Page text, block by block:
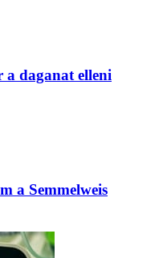
daganat elleni
a Semmelweis